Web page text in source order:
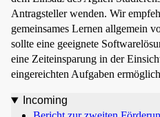
Antragsteller wenden. Wir
gemeinsames Lernen allgemein
sollte eine geeignete
eine Zeiteinsparung in der
eingereichten Aufgaben
Incoming